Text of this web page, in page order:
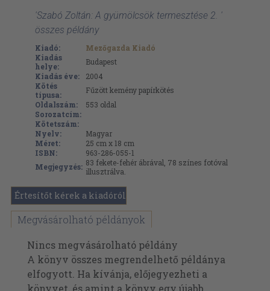
'Szabó Zoltán: A gyümölcsök termesztése 2. '
összes példány
Kiadó:
Mezőgazda Kiadó
Kiadás
helye:
Budapest
Kiadás éve:
2004
Kötés
típusa:
Fűzött kemény papírkötés
Oldalszám:
553 oldal
Sorozatcím:
Kötetszám:
Nyelv:
Magyar
Méret:
25 cm x 18 cm
ISBN:
963-286-055-1
Megjegyzés: 83 fekete-fehér ábrával, 78 színes fotóval
illusztrálva.
Értesítőt kérek a kiadóról
Megvásárolható példányok
Nincs megvásárolható példány
A könyv összes megrendelhető példánya
elfogyott. Ha kívánja, előjegyezheti a
könyvet, és amint a könyv egy újabb